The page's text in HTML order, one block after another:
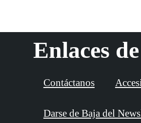
Enlaces
Contáctanos
Darse de Baja del